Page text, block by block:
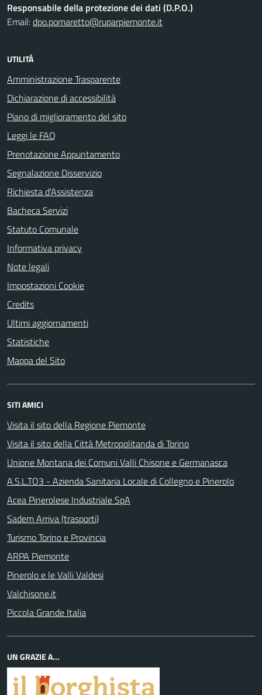
Responsabile della protezione dei dati (D.P.O.)
Email:dpo.pomaretto@ruparpiemonte.it
UTILITÀ
Amministrazione Trasparente
Dichiarazione di accessibilità
Piano di miglioramento del sito
Leggi le FAQ
Prenotazione Appuntamento
Segnalazione Disservizio
Richiesta d'Assistenza
Bacheca Servizi
Statuto Comunale
Informativa privacy
Note legali
Impostazioni Cookie
Credits
Ultimi aggiornamenti
Statistiche
Mappa del Sito
SITI AMICI
Visita il sito della Regione Piemonte
Visita il sito della Città Metropolitanda di Torino
Unione Montana dei Comuni Valli Chisone e Germanasca
A.S.L.TO3 - Azienda Sanitaria Locale di Collegno e Pinerolo
Acea Pinerolese Industriale SpA
Sadem Arriva (trasporti)
Turismo Torino e Provincia
ARPA Piemonte
Pinerolo e le Valli Valdesi
Valchisone.it
Piccola Grande Italia
UN GRAZIE A...